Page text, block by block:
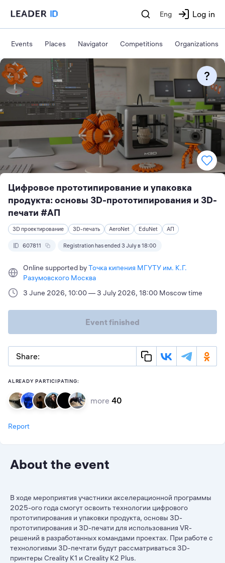
Eng Log in
Events Places Navigator Competitions Organizations
Цифровое прототипирование и упаковка
продукта: основы 3D-прототипирования и 3D-
печати #АП
3D проектирование 3D-печать AeroNet EduNet АП
607811 Registration has ended 3 July в 18:00
Online supported byТочка кипения МГУТУ им. К.Г.
Разумовского Москва
3 June 2026, 10:00 — 3 July 2026, 18:00 Moscow time
Event finished
Share:
ALREADY PARTICIPATING:
more 40
Report
About the event
В ходе мероприятия участники акселерационной программы
2025-ого года смогут освоить технологии цифрового
прототипирования и упаковки продукта, основы 3D-
прототипирования и 3D-печати для использования VR-
решений в разработанных командами проектах. При работе с
технологиями 3D-печтати будут рассматриваться 3D-
принтеры Creality K1 и Creality K2 Plus.